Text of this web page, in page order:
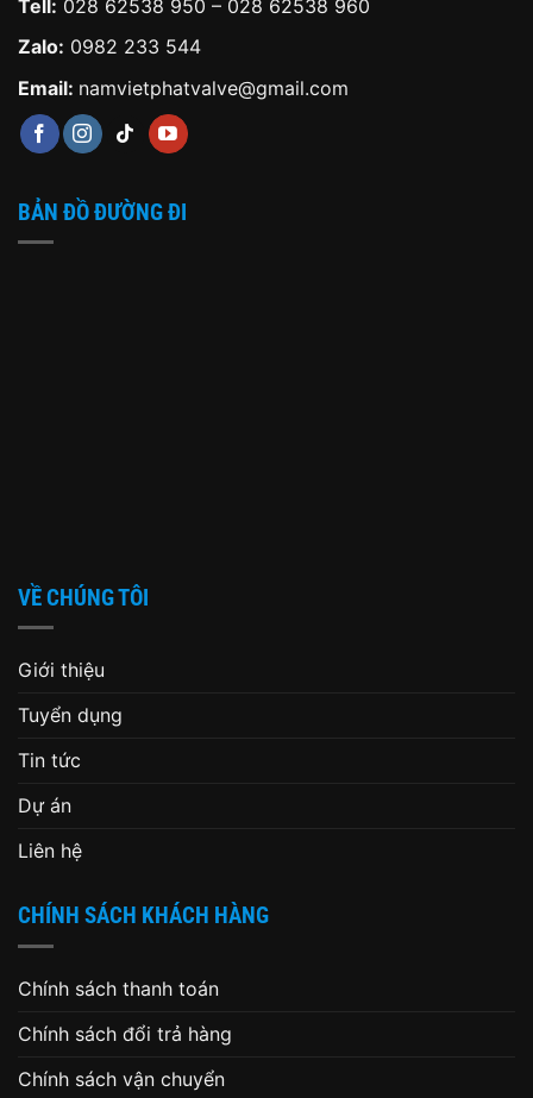
Tell: 028 62538 950 – 028 62538 960
Zalo: 0982 233 544
Email: namvietphatvalve@gmail.com
BẢN ĐỒ ĐƯỜNG ĐI
VỀ CHÚNG TÔI
Giới thiệu
Tuyển dụng
Tin tức
Dự án
Liên hệ
CHÍNH SÁCH KHÁCH HÀNG
Chính sách thanh toán
Chính sách đổi trả hàng
Chính sách vận chuyển